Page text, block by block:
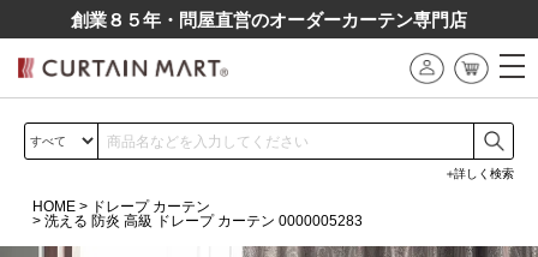
創業８５年・問屋直営のオーダーカーテン専⾨店
詳しく検索
HOME
ドレープ カーテン
洗える 防炎 高級 ドレープ カーテン 0000005283